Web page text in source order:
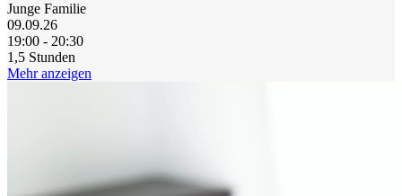
Junge Familie
09.09.26
19:00 - 20:30
1,5 Stunden
Mehr anzeigen